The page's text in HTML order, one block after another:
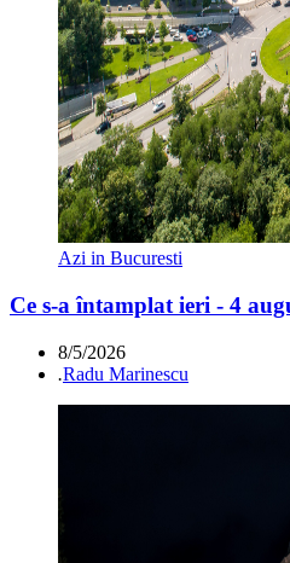
Azi in Bucuresti
Ce s-a întamplat ieri - 4
8/5/2026
.Radu Marinescu